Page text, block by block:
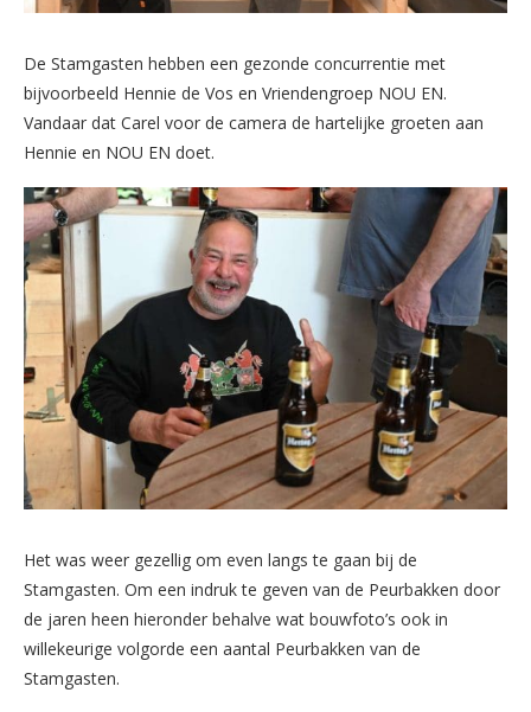
De Stamgasten hebben een gezonde concurrentie met
bijvoorbeeld Hennie de Vos en Vriendengroep NOU EN.
Vandaar dat Carel voor de camera de hartelijke groeten aan
Hennie en NOU EN doet.
Het was weer gezellig om even langs te gaan bij de
Stamgasten. Om een indruk te geven van de Peurbakken door
de jaren heen hieronder behalve wat bouwfoto’s ook in
willekeurige volgorde een aantal Peurbakken van de
Stamgasten.